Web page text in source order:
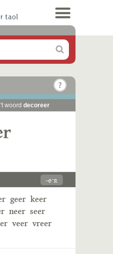
woord decoreer
-eˑʀ
geer keer
neer seer
veer vreer